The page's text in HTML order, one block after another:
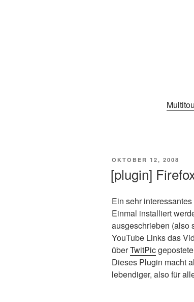
VERÖFFENTLICHT
OKTOBER 12, 2008
[plugin]
Ein sehr
Einmal installiert
ausgeschrieben (also
YouTube Links das
überTwitPic
Dieses Plugin macht
lebendiger, also für